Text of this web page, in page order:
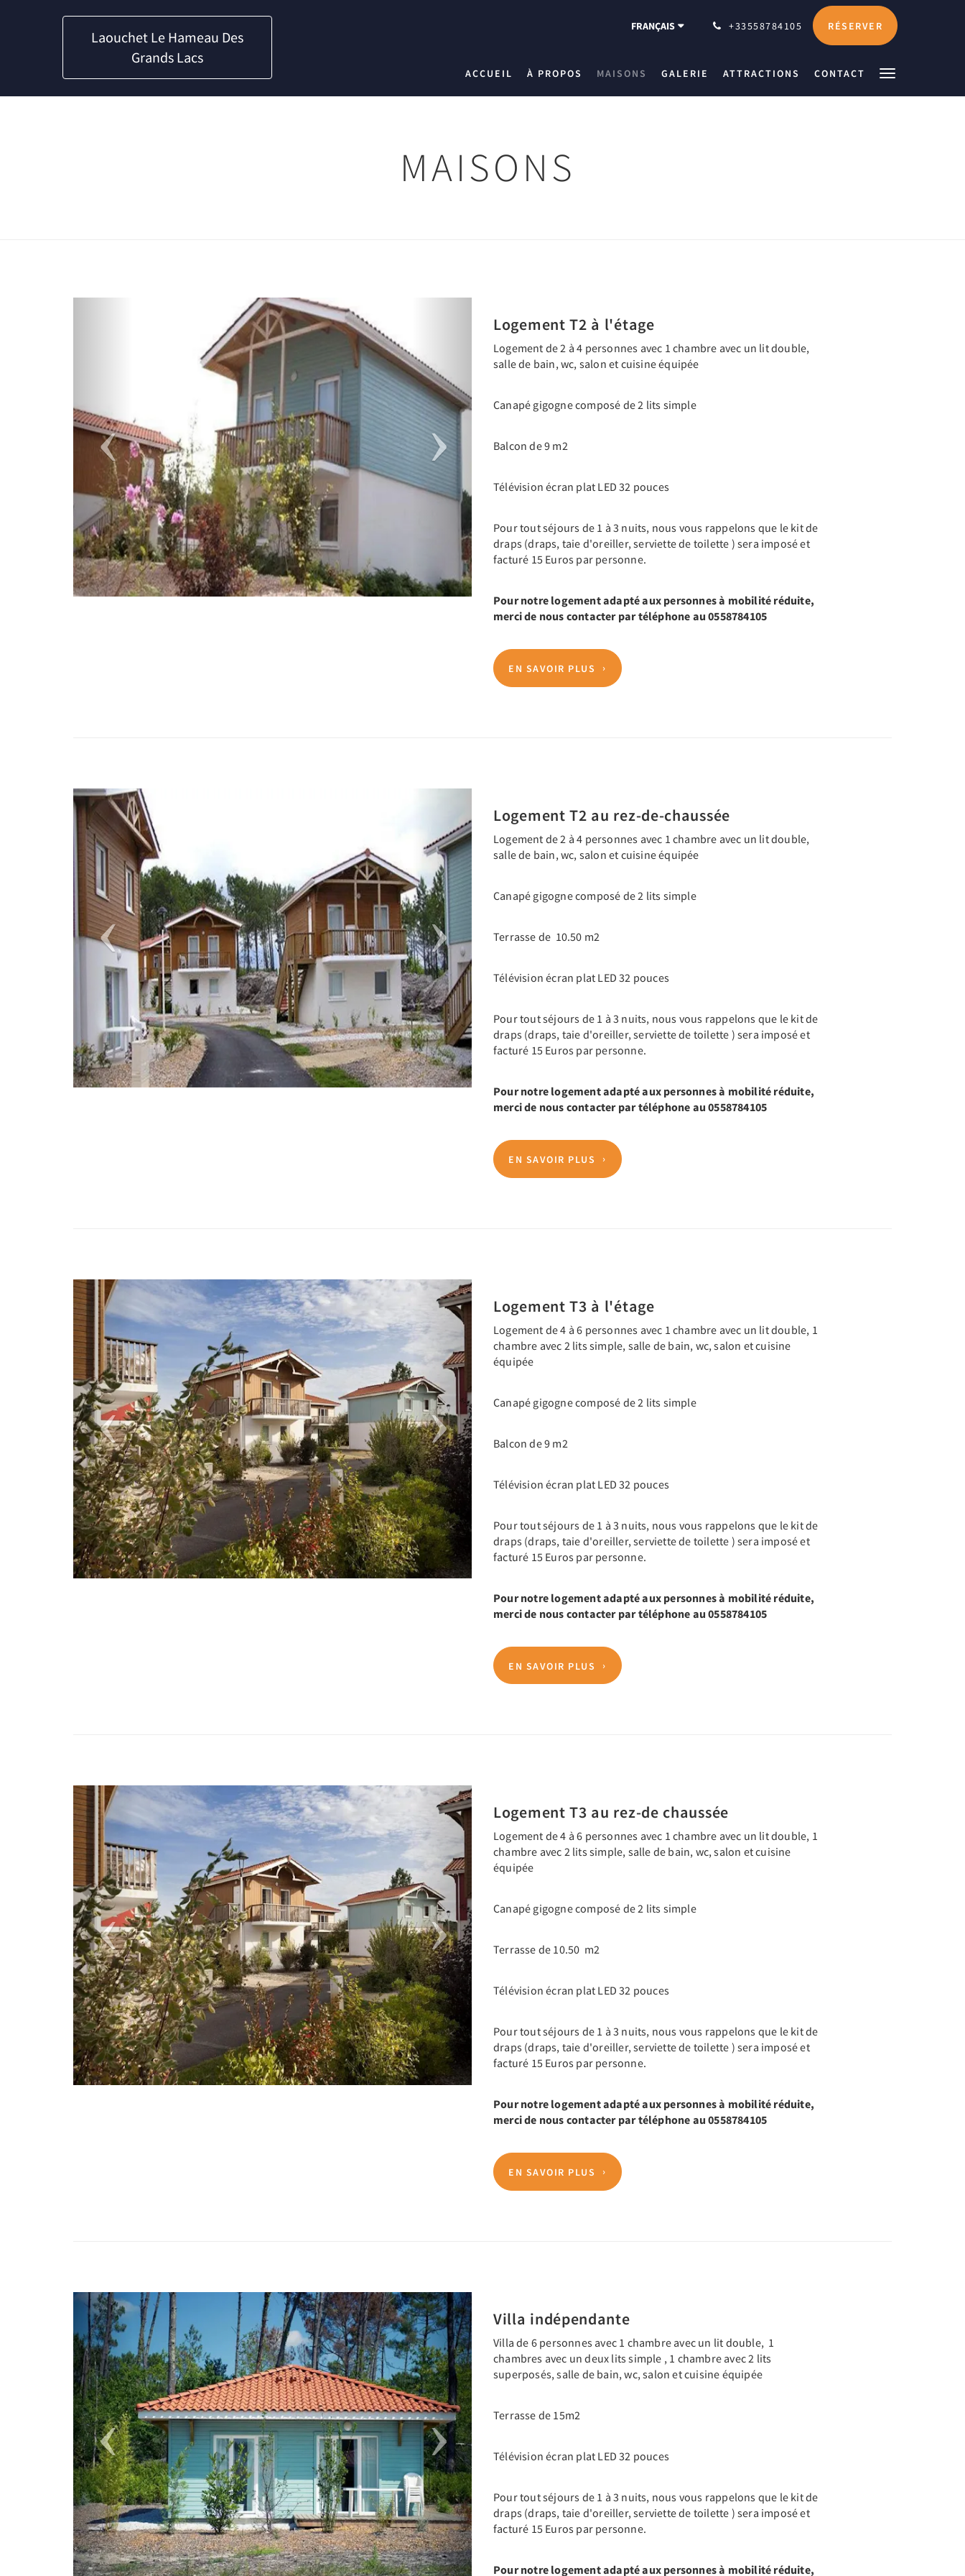
Laouchet Le Hameau Des
Grands Lacs
FRANÇAIS +33558784105 RÉSERVER
ACCUEIL À PROPOS MAISONS GALERIE ATTRACTIONS CONTACT
MAISONS
Logement T2 à l'étage
Logement de 2 à 4 personnes avec 1 chambre avec un lit double,
salle de bain, wc, salon et cuisine équipée
Canapé gigogne composé de 2 lits simple
Balcon de 9 m2
Télévision écran plat LED 32 pouces
Pour tout séjours de 1 à 3 nuits, nous vous rappelons que le kit de
draps (draps, taie d'oreiller, serviette de toilette ) sera imposé et
facturé 15 Euros par personne.
Pour notre logement adapté aux personnes à mobilité réduite,
merci de nous contacter par téléphone au 0558784105
EN SAVOIR PLUS
Previous
Logement T2 au rez-de-chaussée
Logement de 2 à 4 personnes avec 1 chambre avec un lit double,
salle de bain, wc, salon et cuisine équipée
Canapé gigogne composé de 2 lits simple
Terrasse de 10.50 m2
Télévision écran plat LED 32 pouces
Pour tout séjours de 1 à 3 nuits, nous vous rappelons que le kit de
draps (draps, taie d'oreiller, serviette de toilette ) sera imposé et
facturé 15 Euros par personne.
Pour notre logement adapté aux personnes à mobilité réduite,
merci de nous contacter par téléphone au 0558784105
EN SAVOIR PLUS
Previous Next
Logement T3 à l'étage
Logement de 4 à 6 personnes avec 1 chambre avec un lit double, 1
chambre avec 2 lits simple, salle de bain, wc, salon et cuisine
équipée
Canapé gigogne composé de 2 lits simple
Balcon de 9 m2
Télévision écran plat LED 32 pouces
Pour tout séjours de 1 à 3 nuits, nous vous rappelons que le kit de
draps (draps, taie d'oreiller, serviette de toilette ) sera imposé et
facturé 15 Euros par personne.
Pour notre logement adapté aux personnes à mobilité réduite,
merci de nous contacter par téléphone au 0558784105
EN SAVOIR PLUS
Previous Next
Logement T3 au rez-de chaussée
Logement de 4 à 6 personnes avec 1 chambre avec un lit double, 1
chambre avec 2 lits simple, salle de bain, wc, salon et cuisine
équipée
Canapé gigogne composé de 2 lits simple
Terrasse de 10.50 m2
Télévision écran plat LED 32 pouces
Pour tout séjours de 1 à 3 nuits, nous vous rappelons que le kit de
draps (draps, taie d'oreiller, serviette de toilette ) sera imposé et
facturé 15 Euros par personne.
Pour notre logement adapté aux personnes à mobilité réduite,
merci de nous contacter par téléphone au 0558784105
EN SAVOIR PLUS
Previous Next
Villa indépendante
Villa de 6 personnes avec 1 chambre avec un lit double, 1
chambres avec un deux lits simple , 1 chambre avec 2 lits
superposés, salle de bain, wc, salon et cuisine équipée
Terrasse de 15m2
Télévision écran plat LED 32 pouces
Pour tout séjours de 1 à 3 nuits, nous vous rappelons que le kit de
draps (draps, taie d'oreiller, serviette de toilette ) sera imposé et
facturé 15 Euros par personne.
Pour notre logement adapté aux personnes à mobilité réduite,